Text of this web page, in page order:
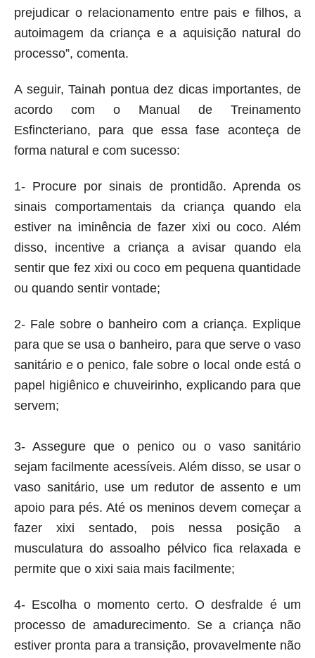
prejudicar o relacionamento entre pais e filhos, a
autoimagem da criança e a aquisição natural do
processo”, comenta.
A seguir, Tainah pontua dez dicas importantes, de
acordo com o Manual de Treinamento
Esfincteriano, para que essa fase aconteça de
forma natural e com sucesso:
1- Procure por sinais de prontidão. Aprenda os
sinais comportamentais da criança quando ela
estiver na iminência de fazer xixi ou coco. Além
disso, incentive a criança a avisar quando ela
sentir que fez xixi ou coco em pequena quantidade
ou quando sentir vontade;
2- Fale sobre o banheiro com a criança. Explique
para que se usa o banheiro, para que serve o vaso
sanitário e o penico, fale sobre o local onde está o
papel higiênico e chuveirinho, explicando para que
servem;
3- Assegure que o penico ou o vaso sanitário
sejam facilmente acessíveis. Além disso, se usar o
vaso sanitário, use um redutor de assento e um
apoio para pés. Até os meninos devem começar a
fazer xixi sentado, pois nessa posição a
musculatura do assoalho pélvico fica relaxada e
permite que o xixi saia mais facilmente;
4- Escolha o momento certo. O desfralde é um
processo de amadurecimento. Se a criança não
estiver pronta para a transição, provavelmente não